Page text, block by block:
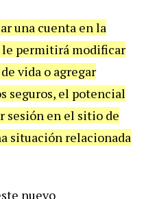
una cuenta en la
le permitirá modificar
de vida o agregar
seguros, el potencial
sesión en el sitio de
situación relacionada
nuevo